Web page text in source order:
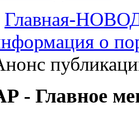
Главная-
о
- Главное